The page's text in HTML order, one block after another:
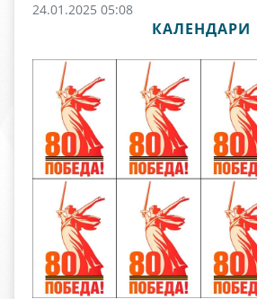
24.01.2025 05:08
КАЛЕНДАРИ